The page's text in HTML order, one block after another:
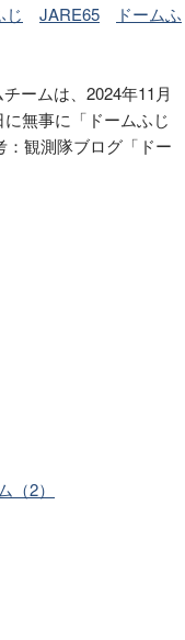
じ JARE65
ドームふ
ームは、2024年11月
無事に「ドームふじ
観測隊ブログ「ドー
（2）